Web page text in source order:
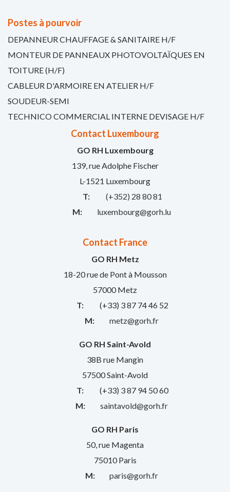
Postes à pourvoir
DEPANNEUR CHAUFFAGE & SANITAIRE H/F
MONTEUR DE PANNEAUX PHOTOVOLTAÏQUES EN
TOITURE (H/F)
CABLEUR D'ARMOIRE EN ATELIER H/F
SOUDEUR-SEMI
TECHNICO COMMERCIAL INTERNE DEVISAGE H/F
Contact Luxembourg
GO RH Luxembourg
139, rue Adolphe Fischer
L-1521 Luxembourg
T:
(+352) 28 80 81
M:
luxembourg@gorh.lu
Contact France
GO RH Metz
18-20 rue de Pont à Mousson
57000 Metz
T:
(+33) 3 87 74 46 52
M:
metz@gorh.fr
GO RH Saint-Avold
38B rue Mangin
57500 Saint-Avold
T:
(+33) 3 87 94 50 60
M:
saintavold@gorh.fr
GO RH Paris
50, rue Magenta
75010 Paris
M:
paris@gorh.fr